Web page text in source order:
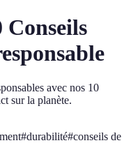
avec nos 10
sur la planète.
#durabilité#conseils de